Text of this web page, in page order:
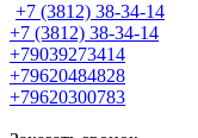
+7 (3812) 38-34-14
+7 (3812) 38-34-14
+79039273414
+79620484828
+79620300783